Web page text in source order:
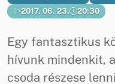
2017. 06. 23. 20:30
Egy fantasztikus
hívunk mindenkit,
csoda részese